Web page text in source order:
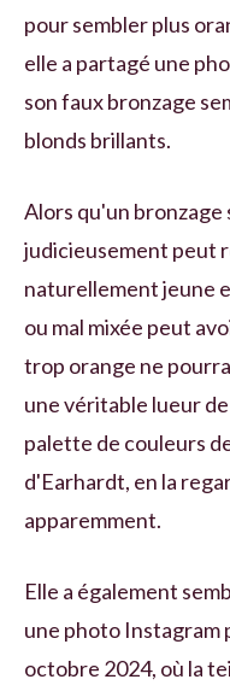
pour sembler plus
elle a partagé une
son faux bronzage
blonds brillants.
Alors qu'un bronzage
judicieusement peut
naturellement jeune
ou mal mixée peut
trop orange ne
une véritable lueur
palette de couleurs
d'Earhardt, en la
apparemment.
Elle a également
une photo Instagram
octobre 2024, où la